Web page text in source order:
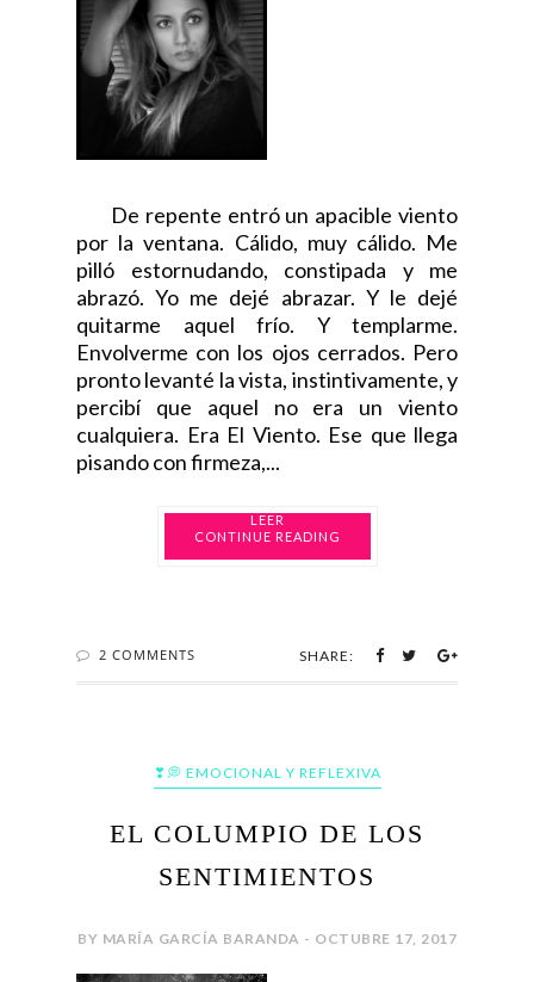
De repente entró un apacible viento
por la ventana. Cálido, muy cálido. Me
pilló estornudando, constipada y me
abrazó. Yo me dejé abrazar. Y le dejé
quitarme aquel frío. Y templarme.
Envolverme con los ojos cerrados. Pero
pronto levanté la vista, instintivamente, y
percibí que aquel no era un viento
cualquiera. Era El Viento. Ese que llega
pisando con firmeza,...
CONTINUE READING
2 COMMENTS SHARE:
❣💭 EMOCIONAL Y REFLEXIVA
EL COLUMPIO DE LOS
SENTIMIENTOS
BY MARÍA GARCÍA BARANDA - OCTUBRE 17, 2017